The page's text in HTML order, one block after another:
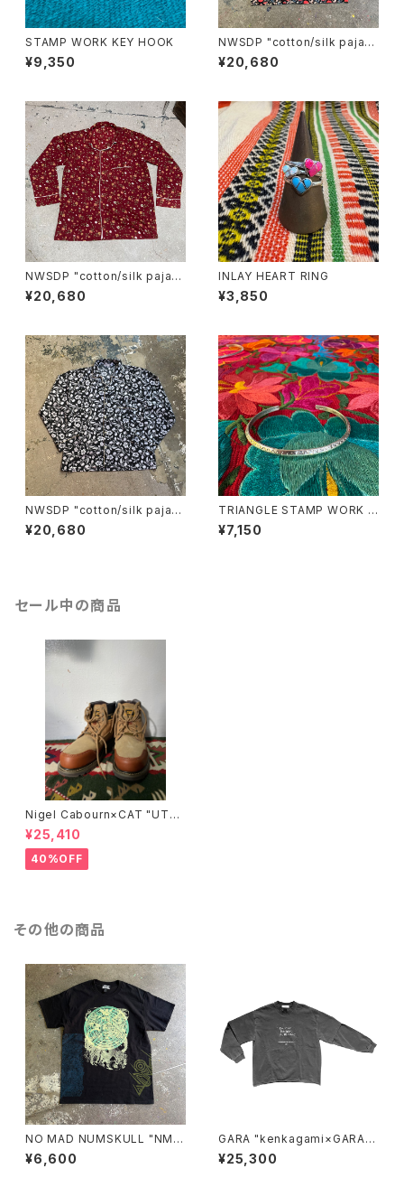
STAMP WORK KEY HOOK
¥9,350
NWSDP "cotton/silk pajam
as"/BLACK RED FLOWER
¥20,680
NWSDP "cotton/silk pajam
as"/BORDEAUX SMALL FL
OWER
¥20,680
INLAY HEART RING
¥3,850
NWSDP "cotton/silk pajam
as"/BLACK FLOWER
¥20,680
TRIANGLE STAMP WORK B
ANGLE(3mm)
¥7,150
セール中の商品
Nigel Cabourn×CAT "UTA
H"/BROWN
¥25,410
40%OFF
その他の商品
NO MAD NUMSKULL "NMN
×壊し屋 MULTI PRINT S/T"
(BLACK.L)
¥6,600
GARA "kenkagami×GARA L
AYER SLEEVE T-SHIRT"(GR
AY×WHITE)
¥25,300